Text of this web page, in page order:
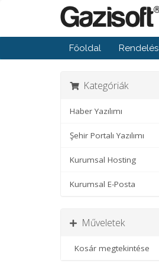
Főoldal Rendelés
Kategóriák
Haber Yazılımı
Şehir Portalı Yazılımı
Kurumsal Hosting
Kurumsal E-Posta
Műveletek
Kosár megtekintése